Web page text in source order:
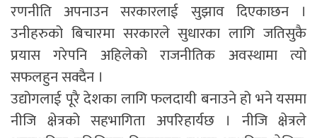
रणनीति अपनाउन सरकारलाई सुझाव दिएकाछन ।
उनीहरुको बिचारमा सरकारले सुधारका लागि जतिसुकै
प्रयास गरेपनि अहिलेको राजनीतिक अवस्थामा त्यो
सफलहुन सक्दैन ।
उद्योगलाई पूरै देशका लागि फलदायी बनाउने हो भने यसमा
नीजि क्षेत्रको सहभागिता अपरिहार्यछ । नीजि क्षेत्रले